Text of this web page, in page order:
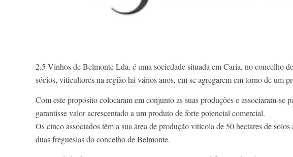
2.5 Vinhos de Belmonte Lda. é uma sociedade situada em Caria, no concelho
sócios, viticultores na região há vários anos, em se agregarem em torno de um
Com este propósito colocaram em conjunto as suas produções e associaram-se
garantisse valor acrescentado a um produto de forte potencial comercial.
Os cinco associados têm a sua área de produção vitícola de 50 hectares de
duas freguesias do concelho de Belmonte.